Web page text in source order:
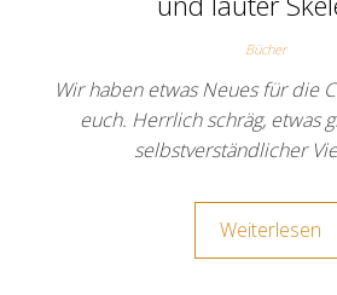
Bücher
Wir haben etwas Neues für die
euch. Herrlich schräg, etwas
selbstverständlicher
Weiterlesen